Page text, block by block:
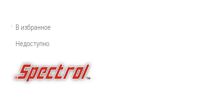
В избранное
Недоступно